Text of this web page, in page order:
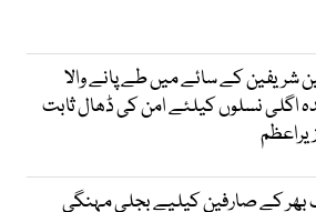
شریفین کے سائے میں طے پانے والا
اگلی نسلوں کیلئے امن کی ڈھال ثابت
کے صارفین کیلیے بجلی مہنگی